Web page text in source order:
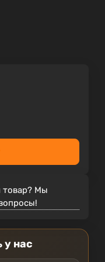
товар? Мы
у нас